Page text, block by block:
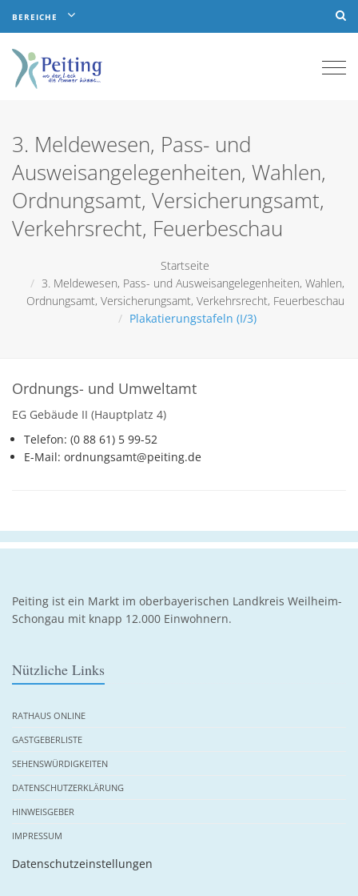
BEREICHE
3. Meldewesen, Pass- und
Ausweisangelegenheiten, Wahlen,
Ordnungsamt, Versicherungsamt,
Verkehrsrecht, Feuerbeschau
Startseite
3. Meldewesen, Pass- und Ausweisangelegenheiten, Wahlen,
Ordnungsamt, Versicherungsamt, Verkehrsrecht, Feuerbeschau
Plakatierungstafeln (I/3)
Ordnungs- und Umweltamt
EG Gebäude II (Hauptplatz 4)
Telefon: (0 88 61) 5 99-52
E-Mail: ordnungsamt@peiting.de
Peiting ist ein Markt im oberbayerischen Landkreis Weilheim-
Schongau mit knapp 12.000 Einwohnern.
Nützliche Links
RATHAUS ONLINE
GASTGEBERLISTE
SEHENSWÜRDIGKEITEN
DATENSCHUTZERKLÄRUNG
HINWEISGEBER
IMPRESSUM
Datenschutzeinstellungen